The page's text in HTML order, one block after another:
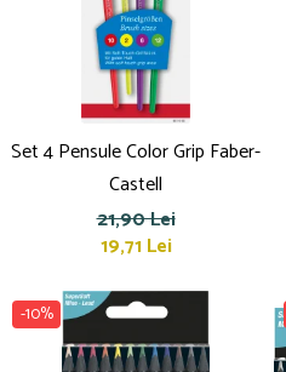
Set 4 Pensule Color Grip Faber-
Castell
21,90 Lei
19,71 Lei
-10%